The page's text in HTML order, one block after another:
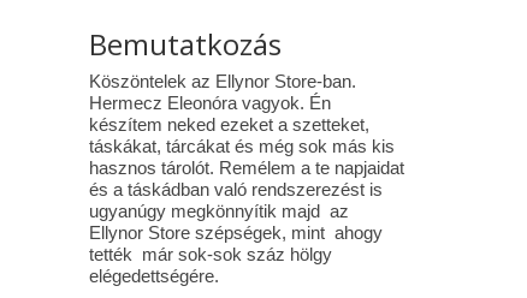
Bemutatkozás
Köszöntelek az Ellynor Store-ban.
Hermecz Eleonóra vagyok. Én
készítem neked ezeket a szetteket,
táskákat, tárcákat és még sok más kis
hasznos tárolót. Remélem a te napjaidat
és a táskádban való rendszerezést is
ugyanúgy megkönnyítik majd az
Ellynor Store szépségek, mint ahogy
tették már sok-sok száz hölgy
elégedettségére.